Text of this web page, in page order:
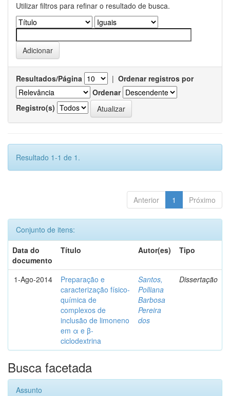
Utilizar filtros para refinar o resultado de busca.
Resultados/Página | Ordenar registros por
Ordenar
Registro(s)
Resultado 1-1 de 1.
Anterior 1 Próximo
Conjunto de itens:
Data do
documento
Título Autor(es) Tipo
1-Ago-2014
Preparação e
caracterização físico-
química de
complexos de
inclusão de limoneno
em α e β-
ciclodextrina
Santos,
Polliana
Barbosa
Pereira
dos
Dissertação
Busca facetada
Assunto